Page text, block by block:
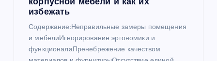
корпусной мебели и как их
избежать
Содержание:Неправильные замеры помещения
и мебелиИгнорирование эргономики и
функционалаПренебрежение качеством